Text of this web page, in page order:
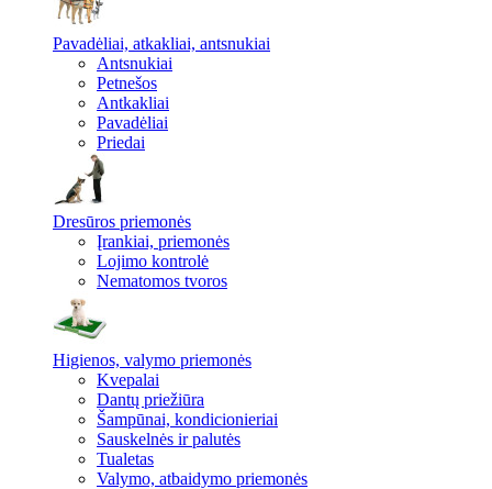
Pavadėliai, atkakliai, antsnukiai
Antsnukiai
Petnešos
Antkakliai
Pavadėliai
Priedai
Dresūros priemonės
Įrankiai, priemonės
Lojimo kontrolė
Nematomos tvoros
Higienos, valymo priemonės
Kvepalai
Dantų priežiūra
Šampūnai, kondicionieriai
Sauskelnės ir palutės
Tualetas
Valymo, atbaidymo priemonės